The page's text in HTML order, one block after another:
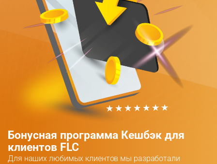
Бонусная программа Кешбэк для
клиентов FLC
Для наших любимых клиентов мы разработали